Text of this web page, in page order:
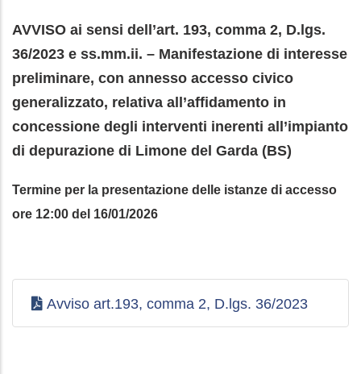
AVVISO ai sensi dell’art. 193, comma 2, D.lgs.
36/2023 e ss.mm.ii. – Manifestazione di interesse
preliminare, con annesso accesso civico
generalizzato, relativa all’affidamento in
concessione degli interventi inerenti all’impianto
di depurazione di Limone del Garda (BS)
Termine per la presentazione delle istanze di accesso
ore 12:00 del 16/01/2026
Avviso art.193, comma 2, D.lgs. 36/2023